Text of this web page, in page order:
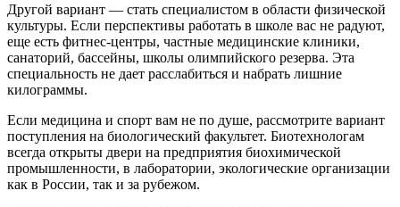
Другой вариант — стать специалистом в области физической
культуры. Если перспективы работать в школе вас не радуют,
еще есть фитнес-центры, частные медицинские клиники,
санаторий, бассейны, школы олимпийского резерва. Эта
специальность не дает расслабиться и набрать лишние
килограммы.
Если медицина и спорт вам не по душе, рассмотрите вариант
поступления на биологический факультет. Биотехнологам
всегда открыты двери на предприятия биохимической
промышленности, в лаборатории, экологические организации
как в России, так и за рубежом.